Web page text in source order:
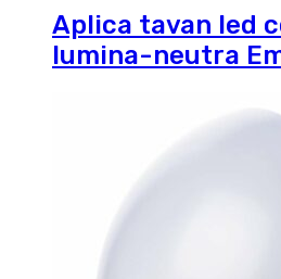
Aplica tavan led
lumina-neutra